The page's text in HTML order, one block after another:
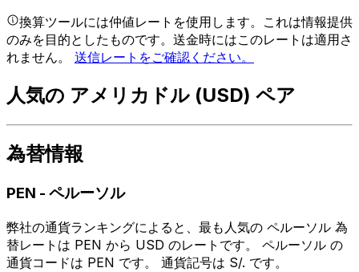
換算ツールには仲値レートを使用します。これは情報提供
のみを目的としたものです。送金時にはこのレートは適用さ
れません。 送信レートをご確認ください。
人気の アメリカドル (USD) ペア
為替情報
PEN - ペルーソル
弊社の通貨ランキングによると、最も人気の ペルーソル 為
替レートは PEN から USD のレートです。 ペルーソル の
通貨コードは PEN です。 通貨記号は S/. です。